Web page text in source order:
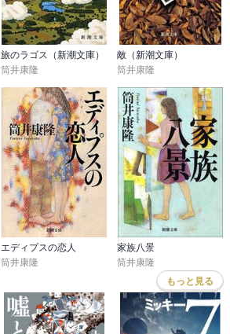
旅のラゴス（新潮文庫）
筒井康隆
敵（新潮文庫）
筒井康隆
エディプスの恋人
筒井康隆
家族八景
筒井康隆
もっと見る